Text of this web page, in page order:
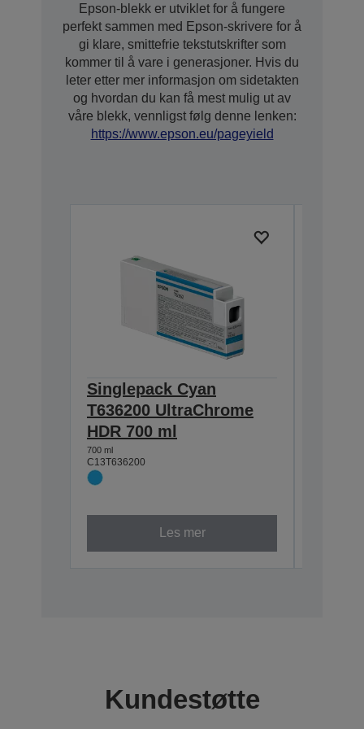
Epson-blekk er utviklet for å fungere
perfekt sammen med Epson-skrivere for å
gi klare, smittefrie tekstutskrifter som
kommer til å vare i generasjoner. Hvis du
leter etter mer informasjon om sidetakten
og hvordan du kan få mest mulig ut av
våre blekk, vennligst følg denne lenken:
https://www.epson.eu/pageyield
Singlepack Cyan
T636200 UltraChrome
HDR 700 ml
700 ml
C13T636200
Les mer
Kundestøtte